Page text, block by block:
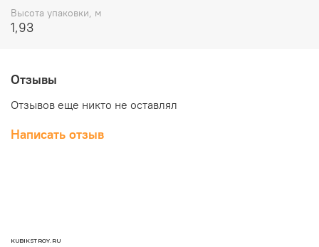
Высота упаковки, м
1,93
Отзывы
Отзывов еще никто не оставлял
Написать отзыв
KUBIKSTROY.RU